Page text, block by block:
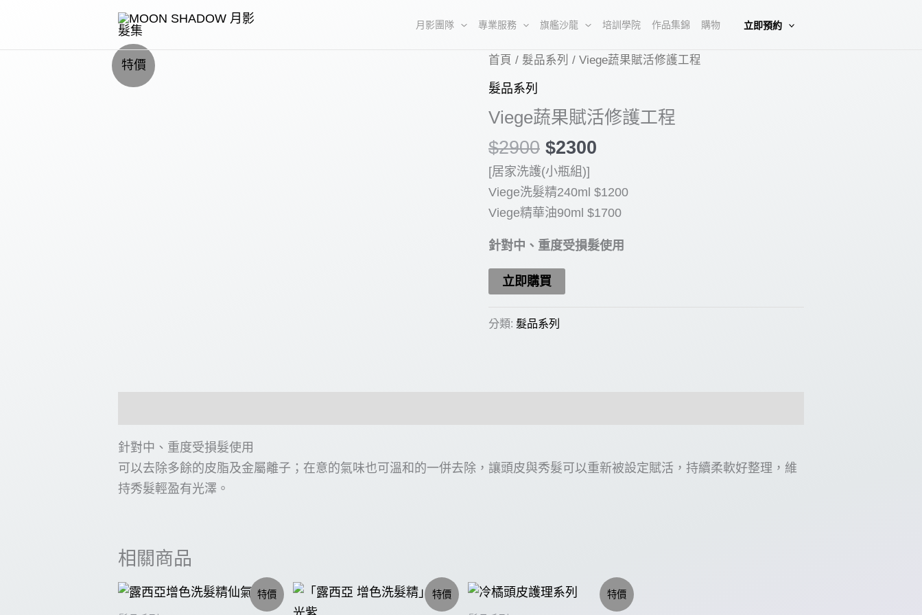
主
月影團隊 專業服務 旗艦沙龍 培訓學院 作品集錦 購物 立即預約
特價 首頁 / 髮品系列 / Viege蔬果賦活修護工程
髮品系列
Viege蔬果賦活修護工程
$2900 原
始
價
格：
$2300
價
格：
[居家洗護(小瓶組)]
Viege洗髮精240ml $1200
Viege精華油90ml $1700
針對中、重度受損髮使用
立即購買
分類: 髮品系列
針對中、重度受損髮使用
可以去除多餘的皮脂及金屬離子；在意的氣味也可溫和的一併去除，讓頭皮與秀髮可以重新被設定賦活，持續柔軟好整理，維
持秀髮輕盈有光澤。
相關商品
特價 特價 特價